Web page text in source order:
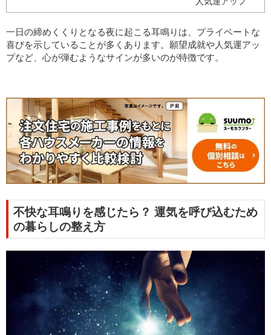
一日の締めくくりとなる夜に起こる耳鳴りは、プライベートな
喜びを示していることが多くあります。願望成就や人気運アッ
プなど、心が弾むようなサインが多いのが特徴です。
不快な耳鳴りを感じたら？ 運気を呼び込むため
の暮らしの整え方